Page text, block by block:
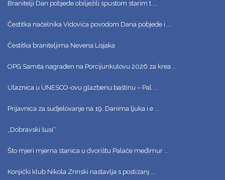
Branitelji Dan pobjede obilježili spustom starim t ...
Čestitka načelnika Vidovića povodom Dana pobjede i ...
Čestitka braniteljima Nevena Lisjaka
OPG Samita nagrađen na Porcijunkulovu 2026 za krea ...
Ulaznica u UNESCO-ovu glazbenu baštinu – Pal ...
Prijavnica za sudjelovanje na 19. Danima ljuka i e ...
„Dobravski šusi“
Što mjeri mjerna stanica u dvorištu Palače međimur ...
Konjički klub Nikola Zrinski nastavlja s postizanj ...